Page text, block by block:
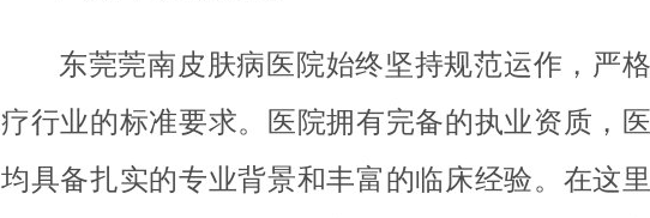
东莞莞南皮肤病医院始终坚持规范运作，严
疗行业的标准要求。医院拥有完备的执业资质，
均具备扎实的专业背景和丰富的临床经验。在这